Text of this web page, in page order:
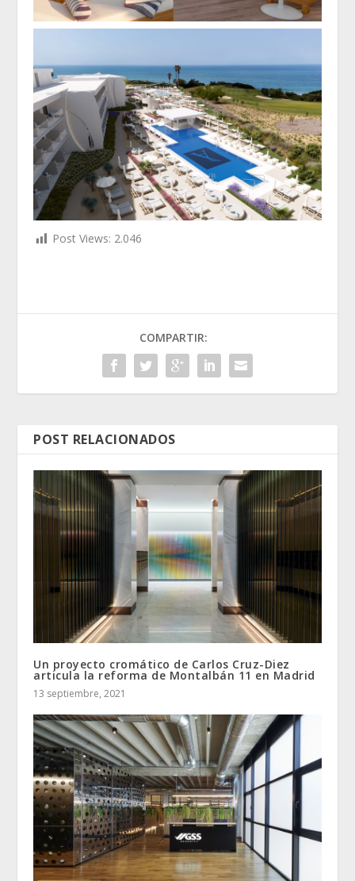
Post Views: 2.046
COMPARTIR:
POST RELACIONADOS
Un proyecto cromático de Carlos Cruz-Diez
articula la reforma de Montalbán 11 en Madrid
13 septiembre, 2021